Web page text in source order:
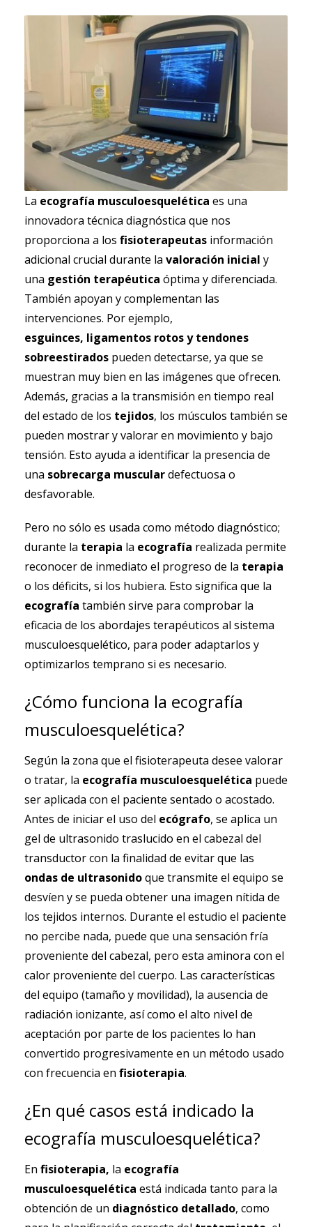
La ecografía musculoesquelética es una
innovadora técnica diagnóstica que nos
proporciona a los fisioterapeutas información
adicional crucial durante la valoración inicial y
una gestión terapéutica óptima y diferenciada.
También apoyan y complementan las
intervenciones. Por ejemplo,
esguinces, ligamentos rotos y tendones
sobreestirados pueden detectarse, ya que se
muestran muy bien en las imágenes que ofrecen.
Además, gracias a la transmisión en tiempo real
del estado de los tejidos, los músculos también se
pueden mostrar y valorar en movimiento y bajo
tensión. Esto ayuda a identificar la presencia de
una sobrecarga musculardefectuosa o
desfavorable.
Pero no sólo es usada como método diagnóstico;
durante la terapia la ecografía realizada permite
reconocer de inmediato el progreso de la terapia
o los déficits, si los hubiera. Esto significa que la
ecografía también sirve para comprobar la
eficacia de los abordajes terapéuticos al sistema
musculoesquelético, para poder adaptarlos y
optimizarlos temprano si es necesario.
¿Cómo funciona la ecografía
musculoesquelética?
Según la zona que el fisioterapeuta desee valorar
o tratar, la ecografía musculoesquelética puede
ser aplicada con el paciente sentado o acostado.
Antes de iniciar el uso del ecógrafo, se aplica un
gel de ultrasonido traslucido en el cabezal del
transductor con la finalidad de evitar que las
ondas de ultrasonidoque transmite el equipo se
desvíen y se pueda obtener una imagen nítida de
los tejidos internos. Durante el estudio el paciente
no percibe nada, puede que una sensación fría
proveniente del cabezal, pero esta aminora con el
calor proveniente del cuerpo. Las características
del equipo (tamaño y movilidad), la ausencia de
radiación ionizante, así como el alto nivel de
aceptación por parte de los pacientes lo han
convertido progresivamente en un método usado
con frecuencia en fisioterapia.
¿En qué casos está indicado la
ecografía musculoesquelética?
En fisioterapia, la ecografía
musculoesquelética está indicada tanto para la
obtención de un diagnóstico detallado, como